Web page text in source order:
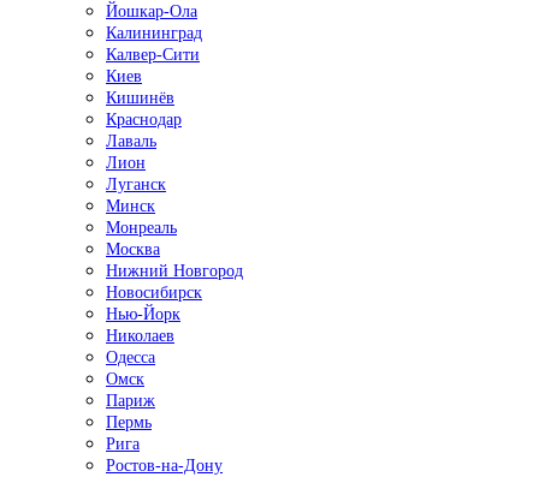
Йошкар-Ола
Калининград
Калвер-Сити
Киев
Кишинёв
Краснодар
Лаваль
Лион
Луганск
Минск
Монреаль
Москва
Нижний Новгород
Новосибирск
Нью-Йорк
Николаев
Одесса
Омск
Париж
Пермь
Рига
Ростов-на-Дону